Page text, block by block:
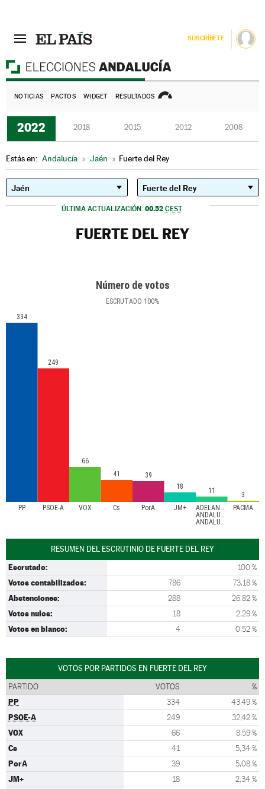
SUSCRÍBETE
NOTICIAS PACTOS WIDGET RESULTADOS
2022 2018 2015 2012 2008
Estás en: Andalucía » Jaén » Fuerte del Rey
ÚLTIMA ACTUALIZACIÓN: 00.52 CEST
FUERTE DEL REY
Número de votos
ESCRUTADO 100%
PP PSOE-A VOX Cs PorA JM+
ADELANTE
ANDALUCÍA-
ANDALUCISTAS
PACMA
334
249
66
41
39
18
11 3
RESUMEN DEL ESCRUTINIO DE FUERTE DEL REY
Escrutado: 100 %
Votos contabilizados: 786 73,18 %
Abstenciones: 288 26,82 %
Votos nulos: 18 2,29 %
Votos en blanco: 4 0,52 %
VOTOS POR PARTIDOS EN FUERTE DEL REY
PARTIDO VOTOS %
PP 334 43,49 %
PSOE-A 249 32,42 %
VOX 66 8,59 %
Cs 41 5,34 %
PorA 39 5,08 %
JM+ 18 2,34 %